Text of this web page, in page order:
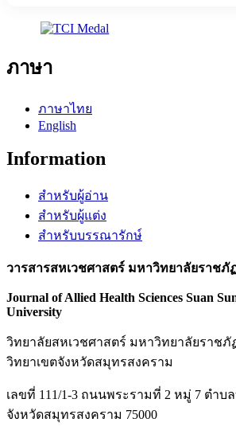
ภาษา
ภาษาไทย
English
Information
สำหรับผู้อ่าน
สำหรับผู้แต่ง
สำหรับบรรณารักษ์
วารสารสหเวชศาสตร์ มหาวิทยาลัยราชภั
Journal of Allied Health Sciences Suan
University
วิทยาลัยสหเวชศาสตร์ มหาวิทยาลัยราช
วิทยาเขตจังหวัดสมุทรสงคราม
เลขที่ 111/1-3 ถนนพระรามที่ 2 หมู่ 7 ตำบ
จังหวัดสมุทรสงคราม 75000